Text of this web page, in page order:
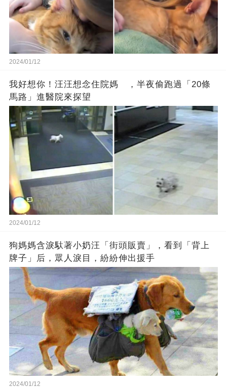
2024/01/12
我好想你！汪汪想念住院媽 ，半夜偷跑過「20條
馬路」進醫院來探望
2024/01/12
狗媽媽含淚馱著小奶汪「街頭販賣」，看到「背上
牌子」后，眾人淚目，紛紛伸出援手
2024/01/12